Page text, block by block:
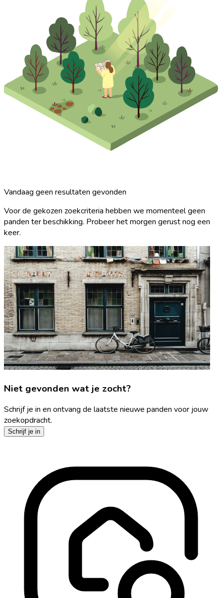
Vandaag geen resultaten gevonden
Voor de gekozen zoekcriteria hebben we momenteel geen
panden ter beschikking. Probeer het morgen gerust nog een
keer.
Niet gevonden wat je zocht?
Schrijf je in en ontvang de laatste nieuwe panden voor jouw
zoekopdracht.
Schrijf je in